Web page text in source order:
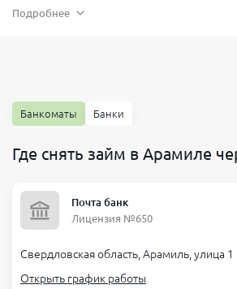
можно в любое время суток — даже в
представлены займы онлайн Арамиль и
от коротких сумм «до зарплаты» до более
акции, а при повторном обращении лимит
Как взять займ в Арамиль
Выберите подходящее предложение:
Проверьте доступность перевода на
идентификации.
Подробнее
Банкоматы Банки
Где снять займ в Арамиле
Почта банк
Лицензия №650
Свердловская область, Арамиль, улица 1
Открыть график работы